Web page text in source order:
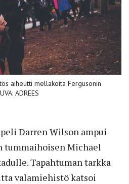
aiheutti mellakoita Fergusonin
ADREES
Darren Wilson ampui
tummaihoisen Michael
Tapahtuman tarkka
valamiehistö katsoi